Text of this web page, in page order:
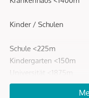
Kinder / Schulen
Schule <225m
Kindergarten <150m
Universität <1875m
Höhere Schule <1100m